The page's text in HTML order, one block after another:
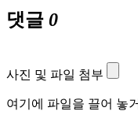
댓글 0
사진 및 파일 첨부
여기에 파일을 끌어 놓